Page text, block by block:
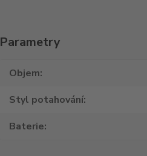
Parametry
Objem
Styl potahování
Baterie